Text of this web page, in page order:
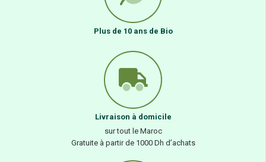
Plus de 10 ans de Bio
Livraison à domicile
sur tout le Maroc
Gratuite à partir de 1000 Dh d’achats